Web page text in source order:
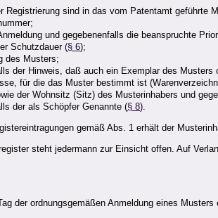
Registrierung sind in das vom Patentamt geführte
und gegebenenfalls die beanspruchte
Schutzdauer (§ 6);
des Musters;
der Hinweis, daß auch ein Exemplar des
für die das Muster bestimmt ist
der Wohnsitz (Sitz) des Musterinhabers und
der als Schöpfer Genannte (§ 8).
gemäß Abs. 1 erhält der
steht jedermann zur Einsicht offen. Auf
der ordnungsgemäßen Anmeldung eines